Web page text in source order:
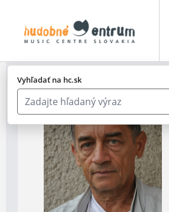
Vyhľadať na hc.sk